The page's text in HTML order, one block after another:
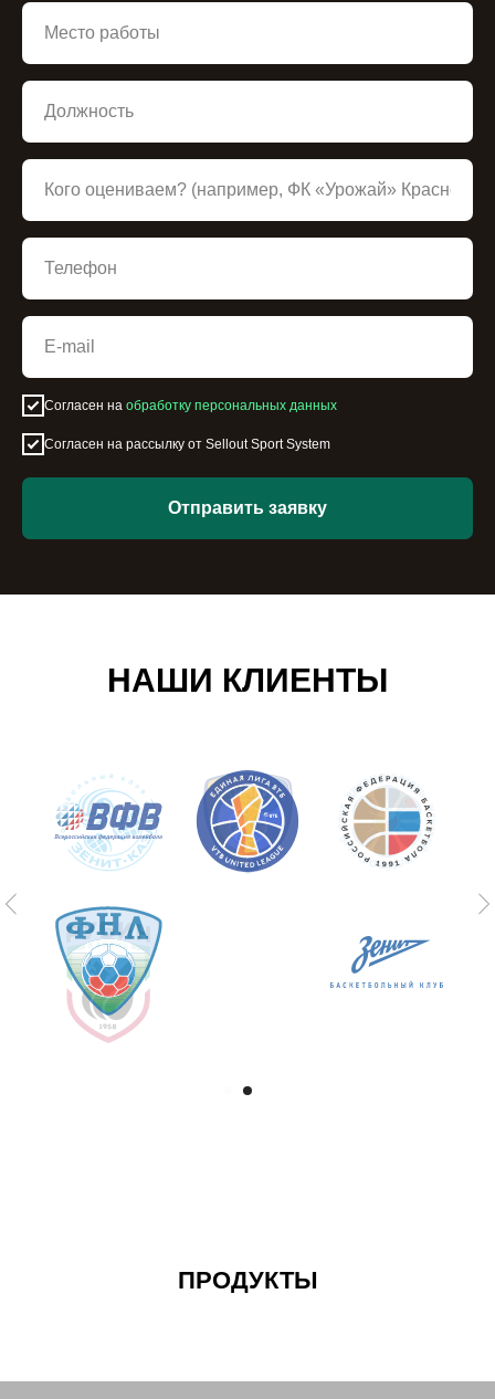
Согласен на обработку персональных данных
Согласен на рассылку от Sellout Sport System
Отправить заявку
НАШИ КЛИЕНТЫ
ПРОДУКТЫ